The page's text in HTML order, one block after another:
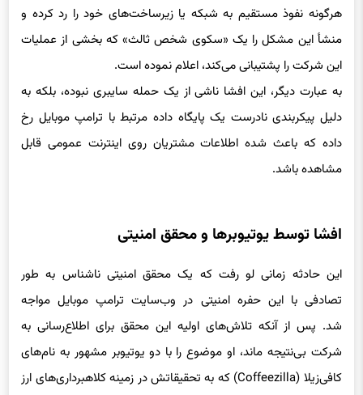
منشأ این مشکل را یک «سکوی شخص ثالث» که بخشی از عملیات
این شرکت را پشتیبانی می‌کند، اعلام نموده است.
به عبارت دیگر، این افشا ناشی از یک حمله سایبری نبوده، بلکه به
دلیل پیکربندی نادرست یک پایگاه داده مرتبط با ترامپ موبایل رخ
داده که باعث شده اطلاعات مشتریان روی اینترنت عمومی قابل
مشاهده باشد.
تصادفی با این حفره امنیتی در وب‌سایت ترامپ موبایل مواجه
شد. پس از آنکه تلاش‌های اولیه این محقق برای اطلاع‌رسانی به
شرکت بی‌نتیجه ماند، او موضوع را با دو یوتیوبر مشهور به نام‌های
کافی‌زیلا (Coffeezilla) که به تحقیقاتش در زمینه کلاهبرداری‌های ارز
دیجیتال معروف است و پنگوئین‌زد (penguinz0) در میان